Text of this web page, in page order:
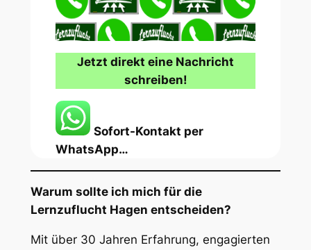
Jetzt direkt eine Nachricht
schreiben!
Sofort-Kontakt per
WhatsApp…
Warum sollte ich mich für die
Lernzuflucht Hagen entscheiden?
Mit über 30 Jahren Erfahrung, engagierten